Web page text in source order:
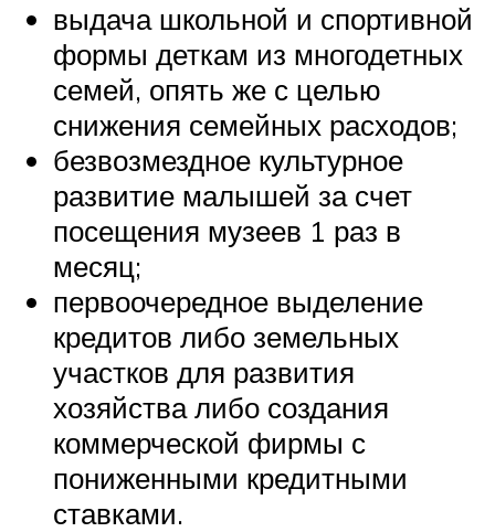
выдача школьной и спортивной
формы деткам из многодетных
семей, опять же с целью
снижения семейных расходов;
безвозмездное культурное
развитие малышей за счет
посещения музеев 1 раз в
месяц;
первоочередное выделение
кредитов либо земельных
участков для развития
хозяйства либо создания
коммерческой фирмы с
пониженными кредитными
ставками.